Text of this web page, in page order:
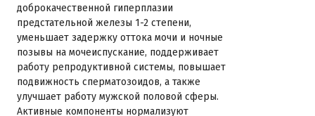
доброкачественной гиперплазии
предстательной железы 1-2 степени,
уменьшает задержку оттока мочи и ночные
позывы на мочеиспускание, поддерживает
работу репродуктивной системы, повышает
подвижность сперматозоидов, а также
улучшает работу мужской половой сферы.
Активные компоненты нормализуют